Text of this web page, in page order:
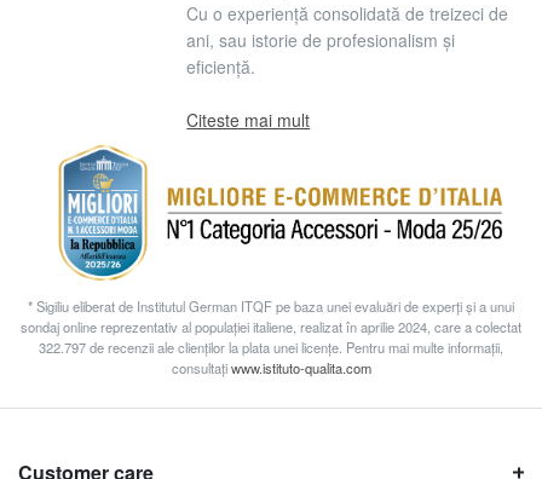
Cu o experiență consolidată de treizeci de
ani, sau istorie de profesionalism și
eficiență.
Citeste mai mult
* Sigiliu eliberat de Institutul German ITQF pe baza unei evaluări de experți și a unui
sondaj online reprezentativ al populației italiene, realizat în aprilie 2024, care a colectat
322.797 de recenzii ale clienților la plata unei licențe. Pentru mai multe informații,
consultațiwww.istituto-qualita.com
Customer care